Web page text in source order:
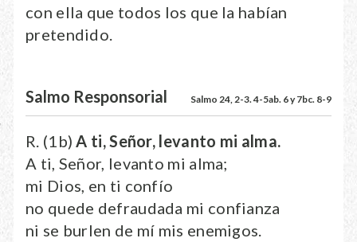
con ella que todos los que la habían
pretendido.
Salmo Responsorial Salmo 24, 2-3. 4-5ab. 6 y 7bc. 8-9
R. (1b)A ti, Señor, levanto mi alma.
A ti, Señor, levanto mi alma;
mi Dios, en ti confío
no quede defraudada mi confianza
ni se burlen de mí mis enemigos.